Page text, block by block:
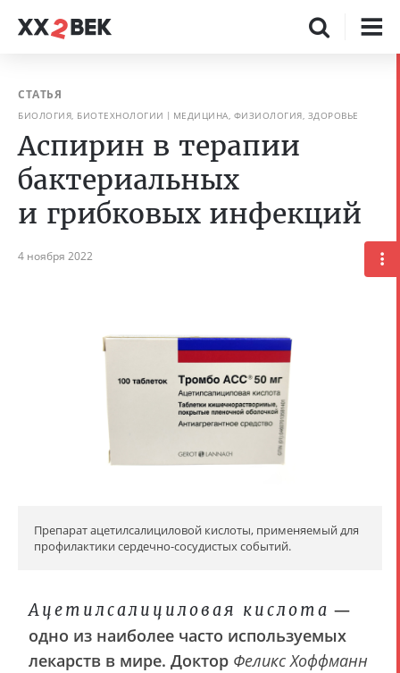
СТАТЬЯ
БИОЛОГИЯ, БИОТЕХНОЛОГИИ МЕДИЦИНА, ФИЗИОЛОГИЯ, ЗДОРОВЬЕ
Аспирин в терапии
бактериальных
и грибковых инфекций
4 ноября 2022
Препарат ацетилсалициловой кислоты, применяемый для
профилактики сердечно-сосудистых событий.
Ацетилсалициловая кислота —
одно из наиболее часто используемых
лекарств в мире. Доктор Феликс Хоффманн